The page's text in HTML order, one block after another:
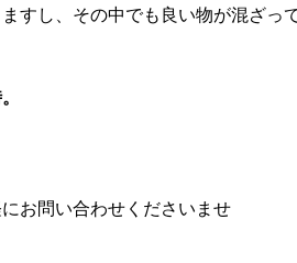
すし、その中でも良い物が混ざっ
お問い合わせくださいませ